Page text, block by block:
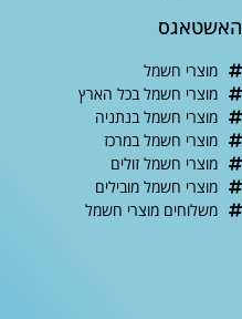
האשטאגס
מוצרי חשמל
מוצרי חשמל בכל הארץ
מוצרי חשמל בנתניה
מוצרי חשמל במרכז
מוצרי חשמל זולים
מוצרי חשמל מובילים
משלוחים מוצרי חשמל